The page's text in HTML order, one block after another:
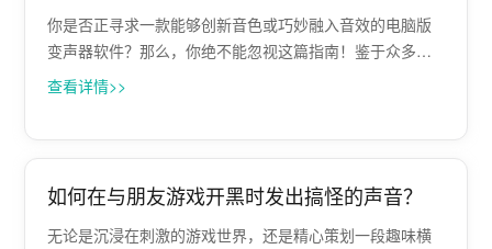
你是否正寻求一款能够创新音色或巧妙融入音效的电脑版
变声器软件？那么，你绝不能忽视这篇指南！鉴于众多直
播主及内容创作者对于提升影音作品趣味性的迫切需求，
查看详情>>
如何在与朋友游戏开黑时发出搞怪的声音？
无论是沉浸在刺激的游戏世界，还是精心策划一段趣味横